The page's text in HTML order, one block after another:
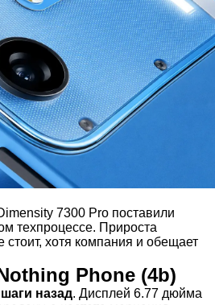
7300 Pro поставили
техпроцессе. Прироста
стоит, хотя компания и обещает
Phone (4b)
шаги назад. Дисплей 6.77 дюйма